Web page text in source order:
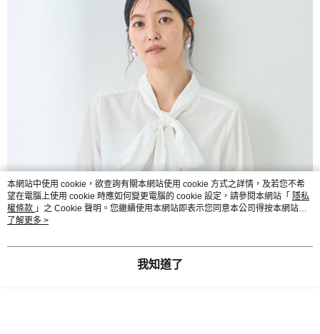
本網站中使用 cookie，欲查詢有關本網站使用 cookie 方式之詳情，及若您不希
望在電腦上使用 cookie 時應如何變更電腦的 cookie 設定，請參閱本網站「 隱私
權條款 」之 Cookie 聲明。您繼續使用本網站即表示您同意本公司得按本網站使
用條款之 Cookie 聲明使用 cookie。
了解更多 >
我知道了